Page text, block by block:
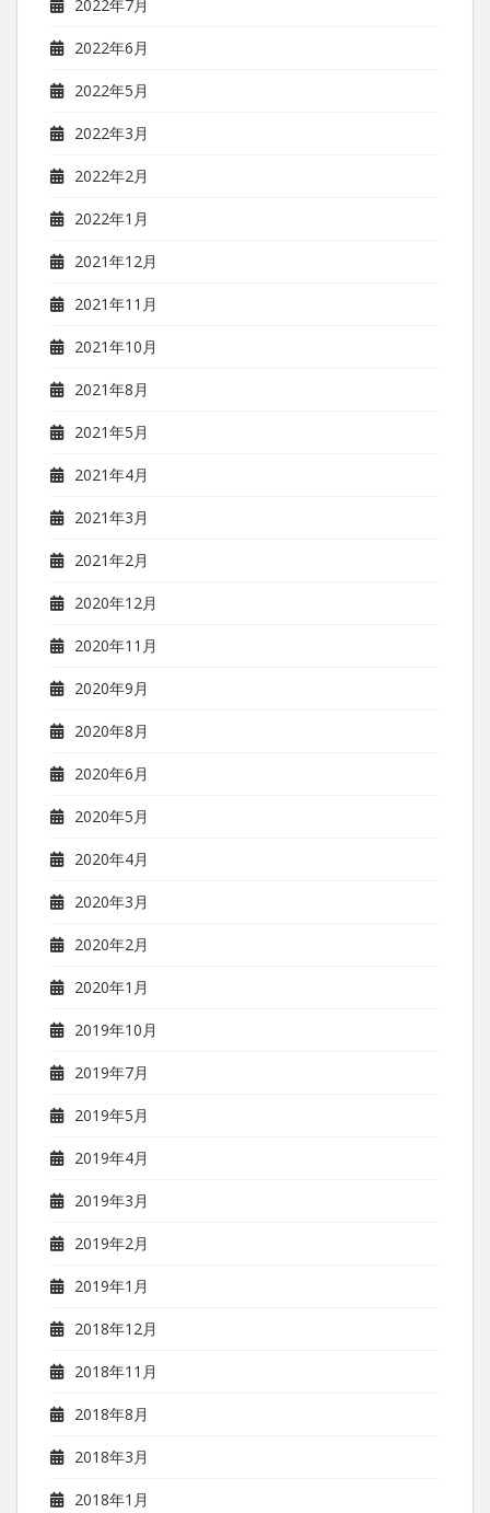
2022年7月
2022年6月
2022年5月
2022年3月
2022年2月
2022年1月
2021年12月
2021年11月
2021年10月
2021年8月
2021年5月
2021年4月
2021年3月
2021年2月
2020年12月
2020年11月
2020年9月
2020年8月
2020年6月
2020年5月
2020年4月
2020年3月
2020年2月
2020年1月
2019年10月
2019年7月
2019年5月
2019年4月
2019年3月
2019年2月
2019年1月
2018年12月
2018年11月
2018年8月
2018年3月
2018年1月